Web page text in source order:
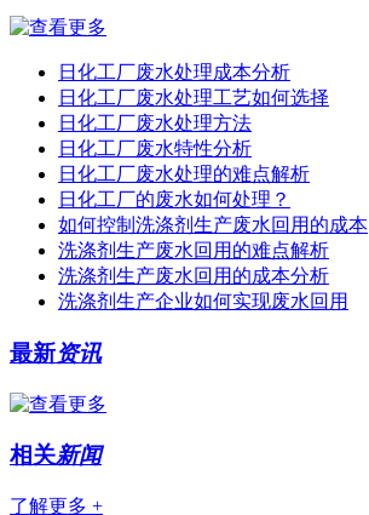
日化工厂废水处理成本分析
日化工厂废水处理工艺如何选择
日化工厂废水处理方法
日化工厂废水特性分析
日化工厂废水处理的难点解析
日化工厂的废水如何处理？
如何控制洗涤剂生产废水回用的成本
洗涤剂生产废水回用的难点解析
洗涤剂生产废水回用的成本分析
洗涤剂生产企业如何实现废水回用
最新资讯
相关新闻
了解更多 +